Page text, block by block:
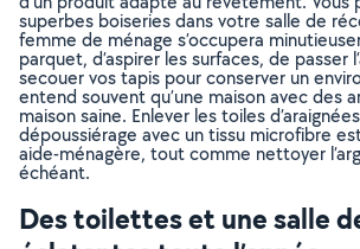
superbes boiseries dans votre salle de
femme de ménage s’occupera
parquet, d’aspirer les surfaces, de passer
secouer vos tapis pour conserver un
entend souvent qu’une maison avec des
maison saine. Enlever les toiles
dépoussiérage avec un tissu microfibre
aide-ménagère, tout comme nettoyer
échéant.
Des toilettes et une salle